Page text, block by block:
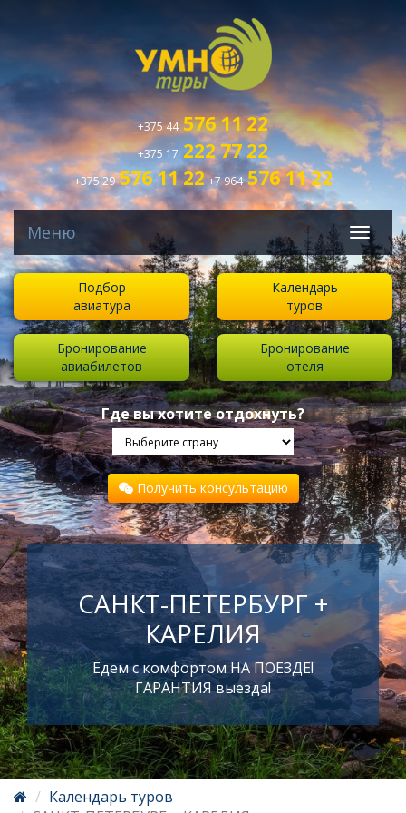
+375 44576 11 22
+375 17222 77 22
+375 29576 11 22 +7 964576 11 22
Меню
Подбор
авиатура
Календарь
туров
Бронирование
авиабилетов
Бронирование
отеля
Где вы хотите отдохнуть?
Получить консультацию
САНКТ-ПЕТЕРБУРГ +
КАРЕЛИЯ
Едем с комфортом НА ПОЕЗДЕ!
ГАРАНТИЯ выезда!
Календарь туров